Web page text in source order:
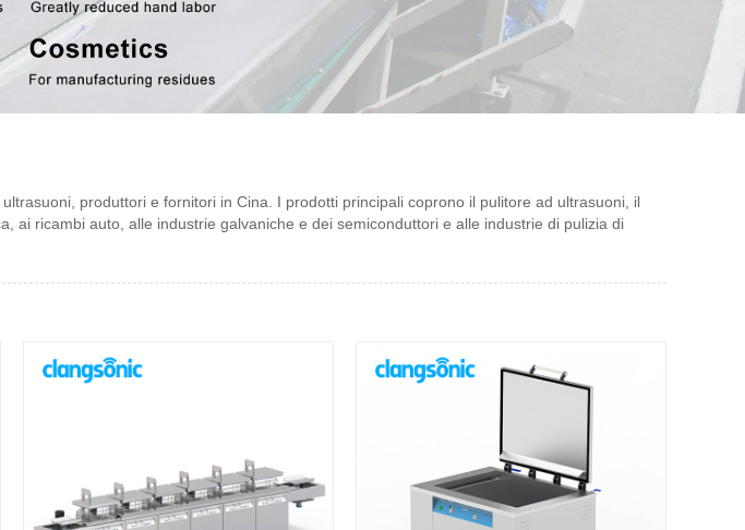
produttori e fornitori in Cina. I prodotti principali coprono il pulitore ad ultrasuoni, il
ricambi auto, alle industrie galvaniche e dei semiconduttori e alle industrie di pulizia di